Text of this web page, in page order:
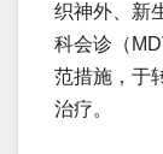
织神外、新
科会诊（
范措施，于
治疗。